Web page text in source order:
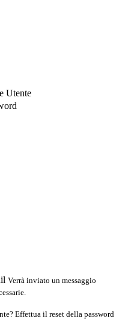
Utente
Verrà inviato un messaggio
Effettua il reset della password